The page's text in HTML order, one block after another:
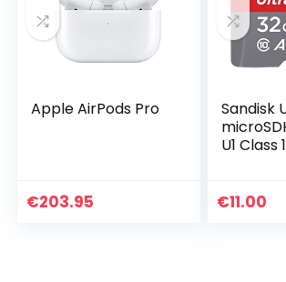
Apple AirPods Pro
€203.95
Sandisk
U1 Class
120 MB/s
€11.00